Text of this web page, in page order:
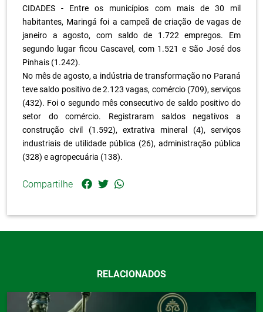
CIDADES - Entre os municípios com mais de 30 mil
habitantes, Maringá foi a campeã de criação de vagas de
janeiro a agosto, com saldo de 1.722 empregos. Em
segundo lugar ficou Cascavel, com 1.521 e São José dos
Pinhais (1.242).
No mês de agosto, a indústria de transformação no Paraná
teve saldo positivo de 2.123 vagas, comércio (709), serviços
(432). Foi o segundo mês consecutivo de saldo positivo do
setor do comércio. Registraram saldos negativos a
construção civil (1.592), extrativa mineral (4), serviços
industriais de utilidade pública (26), administração pública
(328) e agropecuária (138).
Compartilhe
RELACIONADOS